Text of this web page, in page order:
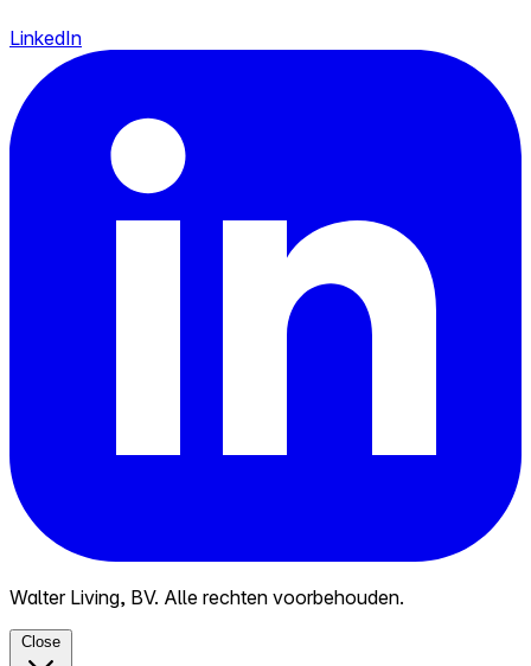
LinkedIn
Walter Living, BV. Alle rechten voorbehouden.
Close